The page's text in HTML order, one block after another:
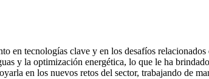
en tecnologías clave y en los desafíos
y la optimización energética, lo que le ha
en los nuevos retos del sector, trabajando de